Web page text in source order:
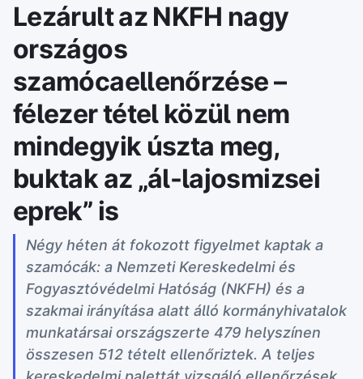
Lezárult az NKFH nagy
országos
szamócaellenőrzése –
félezer tétel közül nem
mindegyik úszta meg,
buktak az „ál-lajosmizsei
eprek” is
Négy héten át fokozott figyelmet kaptak a
szamócák: a Nemzeti Kereskedelmi és
Fogyasztóvédelmi Hatóság (NKFH) és a
szakmai irányítása alatt álló kormányhivatalok
munkatársai országszerte 479 helyszínen
összesen 512 tételt ellenőriztek. A teljes